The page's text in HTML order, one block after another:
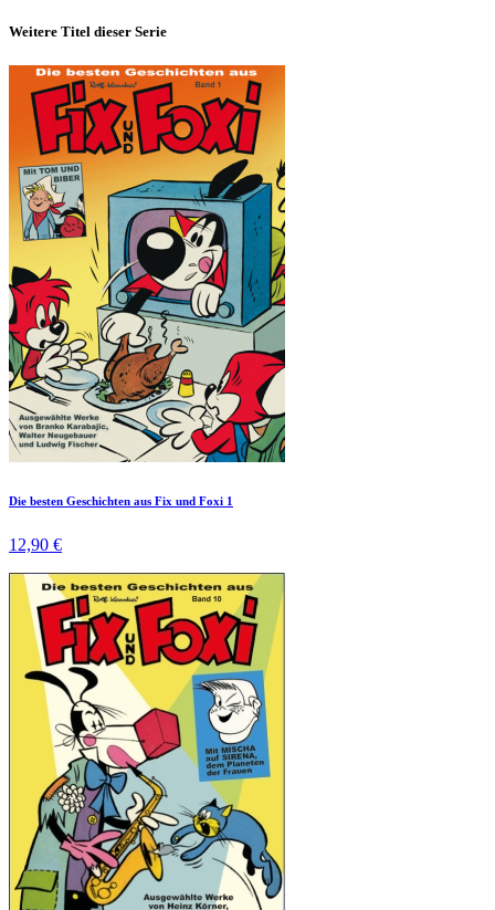
Weitere Titel dieser Serie
Die besten Geschichten aus Fix und Foxi 1
12,90 €